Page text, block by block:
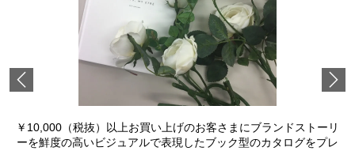
￥10,000（税抜）以上お買い上げのお客さまにブランドストーリ
ーを鮮度の⾼いビジュアルで表現したブック型のカタログをプレ